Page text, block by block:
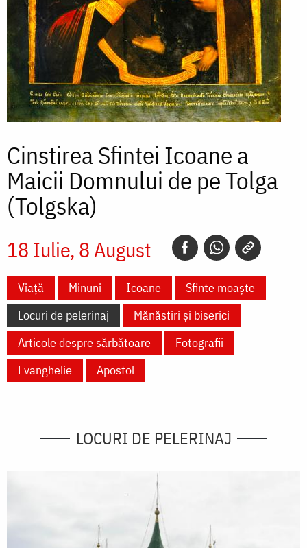
Cinstirea Sfintei Icoane a
Maicii Domnului de pe Tolga
(Tolgska)
18 Iulie 8 August
Viață Minuni Icoane
Sfinte moaște
Locuri de pelerinaj
Mănăstiri și biserici
Articole despre sărbătoare
Fotografii
Evanghelie
Apostol
LOCURI DE PELERINAJ